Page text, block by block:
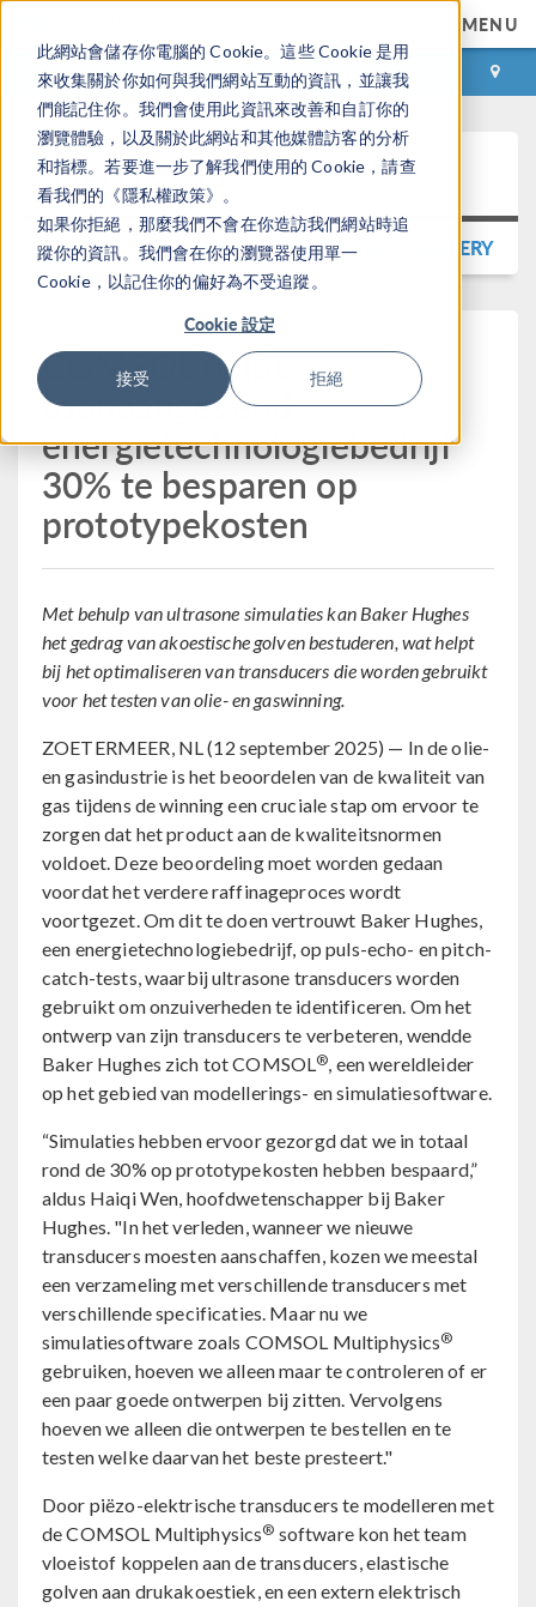
此網站會儲存你電腦的 Cookie。這些 Cookie 是用
來收集關於你如何與我們網站互動的資訊，並讓我
們能記住你。我們會使用此資訊來改善和自訂你的
瀏覽體驗，以及關於此網站和其他媒體訪客的分析
和指標。若要進一步了解我們使用的 Cookie，請查
看我們的《隱私權政策》。
如果你拒絕，那麼我們不會在你造訪我們網站時追
蹤你的資訊。我們會在你的瀏覽器使用單一
Cookie，以記住你的偏好為不受追蹤。
Cookie 設定
接受 拒絕
MENU
登录 咨询与购买
Press Release
BACK TO PRESS RELEASE GALLERY
COMSOL helpt
toonaangevend
energietechnologiebedrijf
30% te besparen op
prototypekosten
Met behulp van ultrasone simulaties kan Baker Hughes
het gedrag van akoestische golven bestuderen, wat helpt
bij het optimaliseren van transducers die worden gebruikt
voor het testen van olie- en gaswinning.
ZOETERMEER, NL (12 september 2025) — In de olie-
en gasindustrie is het beoordelen van de kwaliteit van
gas tijdens de winning een cruciale stap om ervoor te
zorgen dat het product aan de kwaliteitsnormen
voldoet. Deze beoordeling moet worden gedaan
voordat het verdere raffinageproces wordt
voortgezet. Om dit te doen vertrouwt Baker Hughes,
een energietechnologiebedrijf, op puls-echo- en pitch-
catch-tests, waarbij ultrasone transducers worden
gebruikt om onzuiverheden te identificeren. Om het
ontwerp van zijn transducers te verbeteren, wendde
Baker Hughes zich tot COMSOL®, een wereldleider
op het gebied van modellerings- en simulatiesoftware.
“Simulaties hebben ervoor gezorgd dat we in totaal
rond de 30% op prototypekosten hebben bespaard,”
aldus Haiqi Wen, hoofdwetenschapper bij Baker
Hughes. "In het verleden, wanneer we nieuwe
transducers moesten aanschaffen, kozen we meestal
een verzameling met verschillende transducers met
verschillende specificaties. Maar nu we
simulatiesoftware zoals COMSOL Multiphysics®
gebruiken, hoeven we alleen maar te controleren of er
een paar goede ontwerpen bij zitten. Vervolgens
hoeven we alleen die ontwerpen te bestellen en te
testen welke daarvan het beste presteert."
Door piëzo-elektrische transducers te modelleren met
de COMSOL Multiphysics® software kon het team
vloeistof koppelen aan de transducers, elastische
golven aan drukakoestiek, en een extern elektrisch